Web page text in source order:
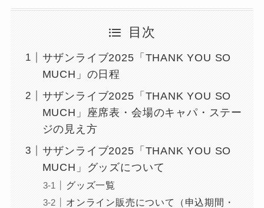
目次
サザンライブ2025「THANK YOU SO
MUCH」の日程
サザンライブ2025「THANK YOU SO
MUCH」座席表・会場のキャパ・ステー
ジの見え方
サザンライブ2025「THANK YOU SO
MUCH」グッズについて
グッズ一覧
オンライン販売について（申込期間・